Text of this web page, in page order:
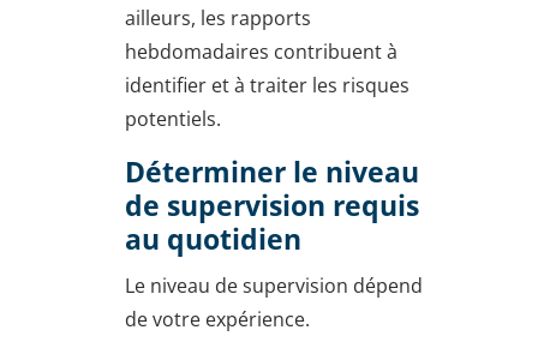
ailleurs, les rapports
hebdomadaires contribuent à
identifier et à traiter les risques
potentiels.
Déterminer le niveau
de supervision requis
au quotidien
Le niveau de supervision dépend
de votre expérience.